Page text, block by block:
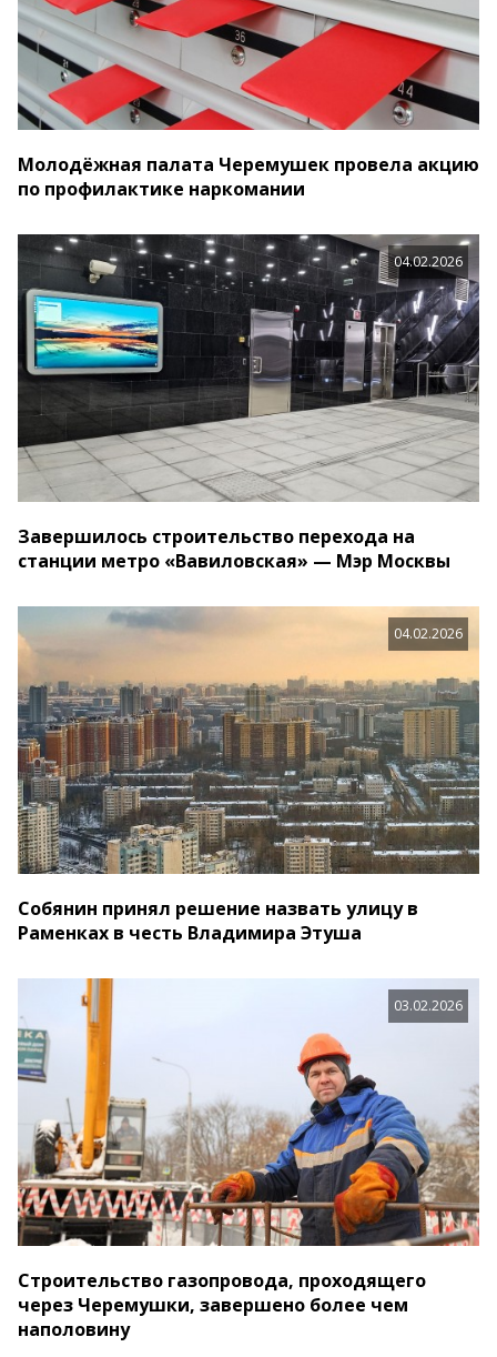
Молодёжная палата Черемушек провела акцию
по профилактике наркомании
04.02.2026
Завершилось строительство перехода на
станции метро «Вавиловская» — Мэр Москвы
04.02.2026
Собянин принял решение назвать улицу в
Раменках в честь Владимира Этуша
03.02.2026
Строительство газопровода, проходящего
через Черемушки, завершено более чем
наполовину